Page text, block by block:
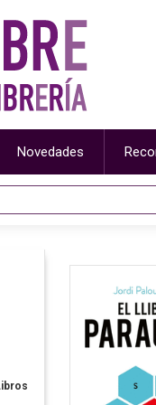
Novedades